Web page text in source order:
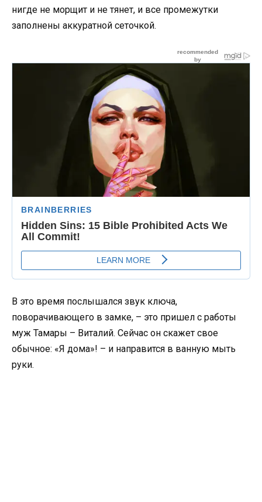
нигде не морщит и не тянет, и все промежутки
заполнены аккуратной сеточкой.
В это время послышался звук ключа,
поворачивающего в замке, – это пришел с работы
муж Тамары – Виталий. Сейчас он скажет свое
обычное: «Я дома»! – и направится в ванную мыть
руки.